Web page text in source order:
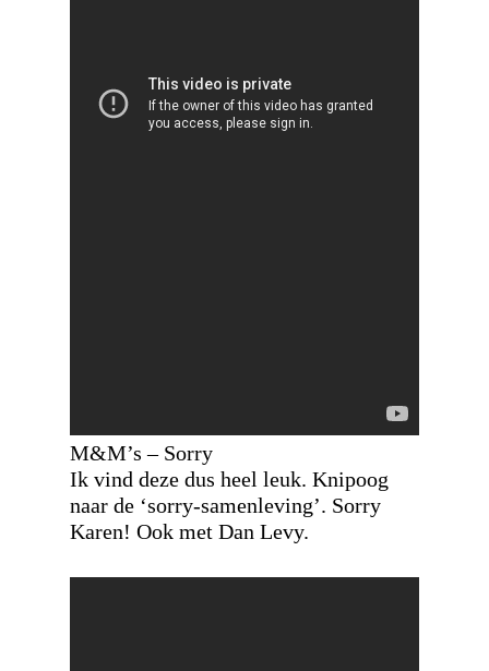
M&M’s – Sorry
Ik vind deze dus heel leuk. Knipoog
naar de ‘sorry-samenleving’. Sorry
Karen! Ook met Dan Levy.